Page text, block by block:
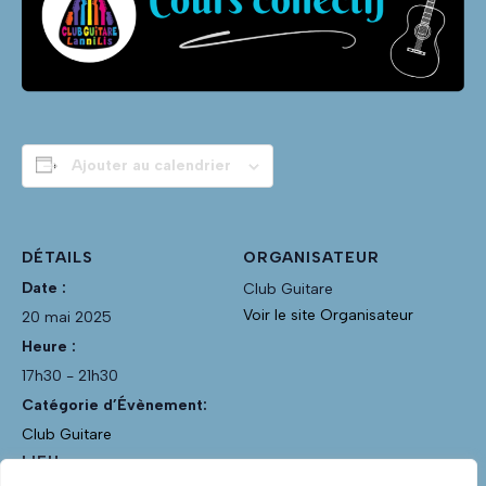
Ajouter au calendrier
DÉTAILS
Date :
20 mai 2025
Heure :
17h30 - 21h30
Catégorie d’Évènement:
Club Guitare
LIEU
ORGANISATEUR
Club Guitare
Voir le site Organisateur